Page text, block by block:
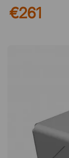
mmSchiene für
Ihren
€261